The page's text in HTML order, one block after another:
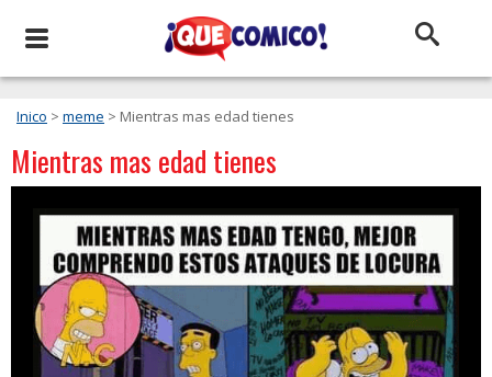
Inico > meme > Mientras mas edad tienes
Mientras mas edad tienes